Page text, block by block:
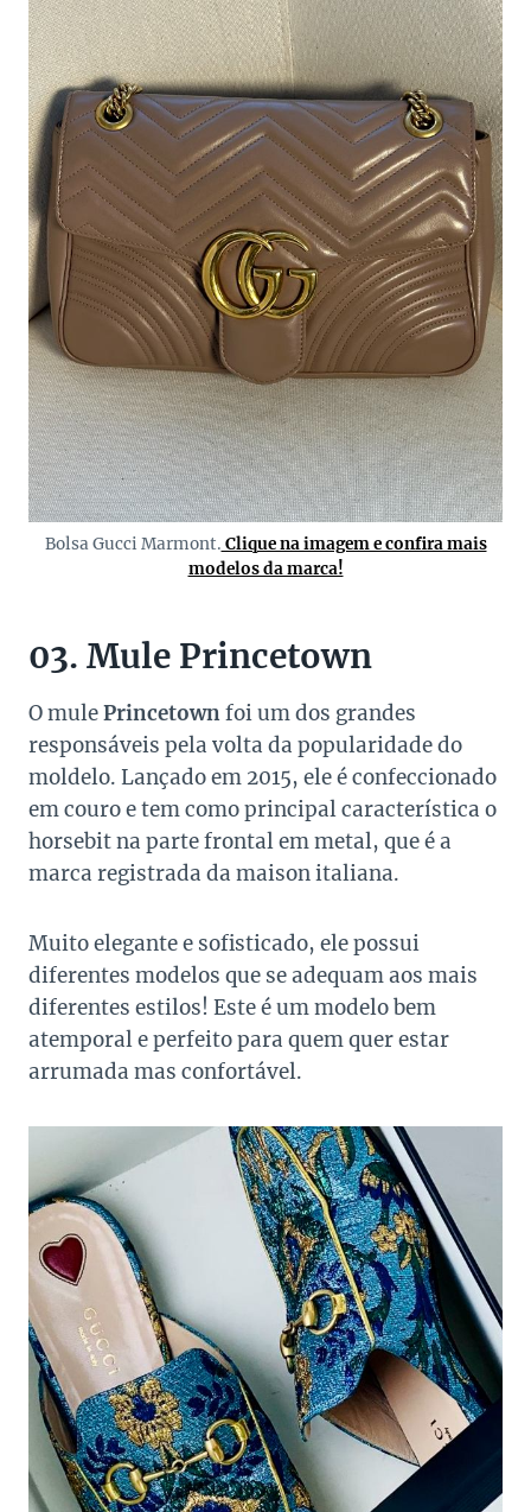
Bolsa Gucci Marmont. Clique na imagem e confira mais
modelos da marca!
03. Mule Princetown
O mulePrincetownfoi um dos grandes
responsáveis pela volta da popularidade do
moldelo. Lançado em 2015, ele é confeccionado
em couro e tem como principal característica o
horsebit na parte frontal em metal, que é a
marca registrada da maison italiana.
Muito elegante e sofisticado, ele possui
diferentes modelos que se adequam aos mais
diferentes estilos! Este é um modelo bem
atemporal e perfeito para quem quer estar
arrumada mas confortável.